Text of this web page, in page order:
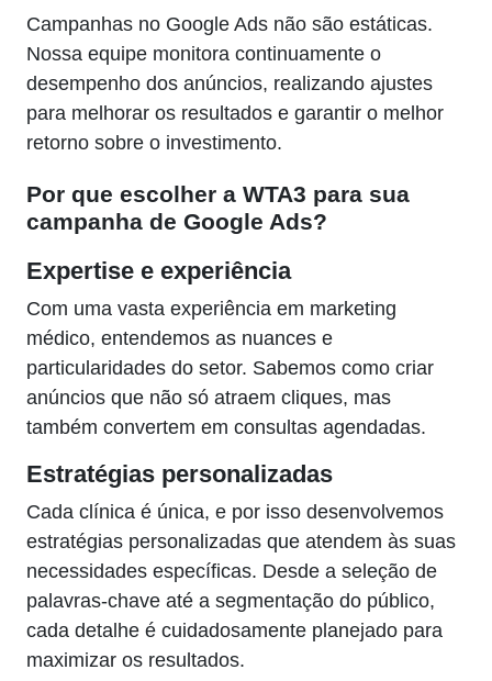
Campanhas no Google Ads não são estáticas.
Nossa equipe monitora continuamente o
desempenho dos anúncios, realizando ajustes
para melhorar os resultados e garantir o melhor
retorno sobre o investimento.
Por que escolher a WTA3 para sua
campanha de Google Ads?
Expertise e experiência
Com uma vasta experiência em marketing
médico, entendemos as nuances e
particularidades do setor. Sabemos como criar
anúncios que não só atraem cliques, mas
também convertem em consultas agendadas.
Estratégias personalizadas
Cada clínica é única, e por isso desenvolvemos
estratégias personalizadas que atendem às suas
necessidades específicas. Desde a seleção de
palavras-chave até a segmentação do público,
cada detalhe é cuidadosamente planejado para
maximizar os resultados.